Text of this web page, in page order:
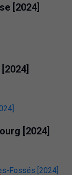
[2024]
[2024]